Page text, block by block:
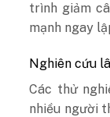
trình giảm
mạnh ngay
Nghiên cứu
Các thử
nhiều người